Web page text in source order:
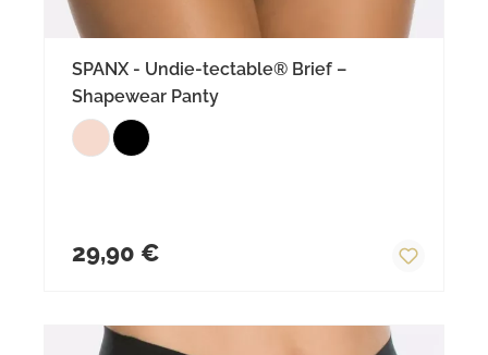
SPANX - Undie-tectable® Brief –
Shapewear Panty
29,90 €